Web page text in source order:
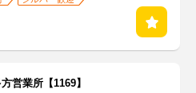
営業所【1169】